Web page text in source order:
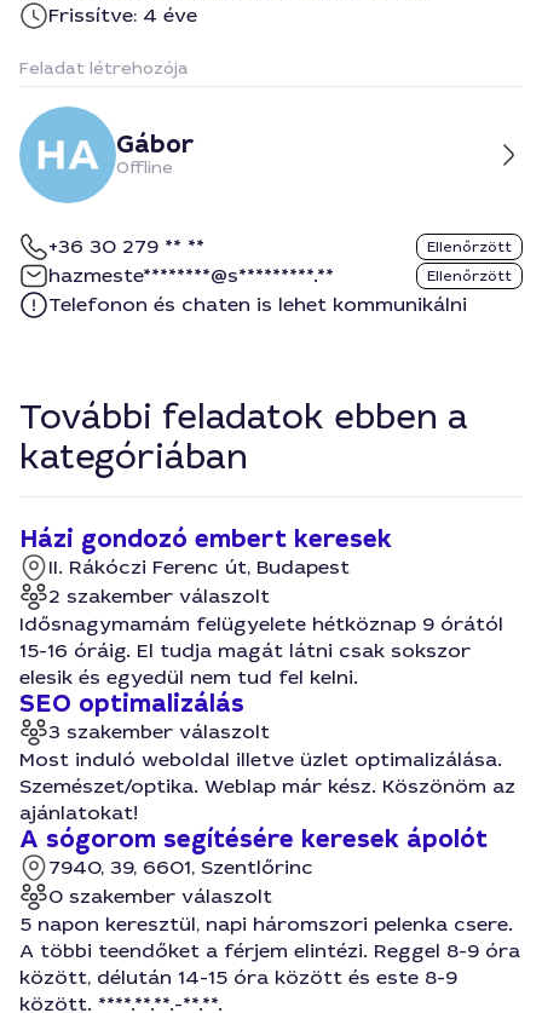
Frissítve: 4 éve
Feladat létrehozója
Gábor
Offline
+36 30 279 ** ** Ellenőrzött
hazmeste********@s*********.** Ellenőrzött
Telefonon és chaten is lehet kommunikálni
További feladatok ebben a
kategóriában
Házi gondozó embert keresek
II. Rákóczi Ferenc út, Budapest
2 szakember válaszolt
Idősnagymamám felügyelete hétköznap 9 órától
15-16 óráig. El tudja magát látni csak sokszor
elesik és egyedül nem tud fel kelni.
SEO optimalizálás
3 szakember válaszolt
Most induló weboldal illetve üzlet optimalizálása.
Szemészet/optika. Weblap már kész. Köszönöm az
ajánlatokat!
A sógorom segítésére keresek ápolót
7940, 39, 6601, Szentlőrinc
0 szakember válaszolt
5 napon keresztül, napi háromszori pelenka csere.
A többi teendőket a férjem elintézi. Reggel 8-9 óra
között, délután 14-15 óra között és este 8-9
között. ****.**.**.-**.**.